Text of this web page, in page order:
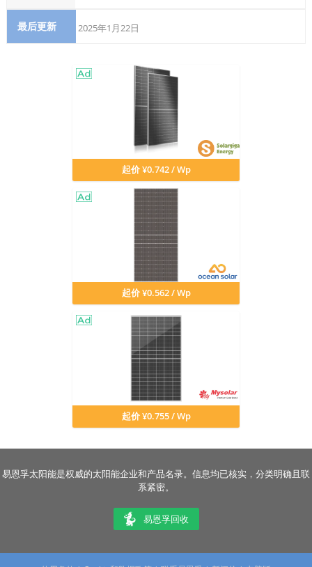
最后更新 2025年1月22日
起价 ¥0.742 / Wp
起价 ¥0.562 / Wp
起价 ¥0.755 / Wp
易恩孚太阳能是权威的太阳能企业和产品名录。信息均已核实，分类明确且联
系紧密。
易恩孚回收